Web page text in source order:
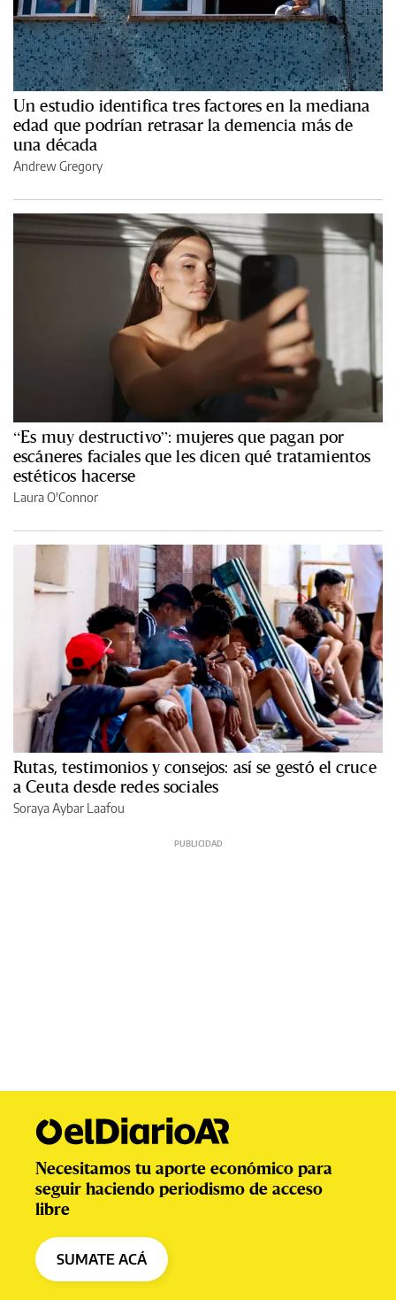
Un estudio identifica tres factores en la mediana
edad que podrían retrasar la demencia más de
una década
Andrew Gregory
“Es muy destructivo”: mujeres que pagan por
escáneres faciales que les dicen qué tratamientos
estéticos hacerse
Laura O'Connor
Rutas, testimonios y consejos: así se gestó el cruce
a Ceuta desde redes sociales
Soraya Aybar Laafou
Necesitamos tu aporte económico para
seguir haciendo periodismo de acceso
libre
SUMATE ACÁ